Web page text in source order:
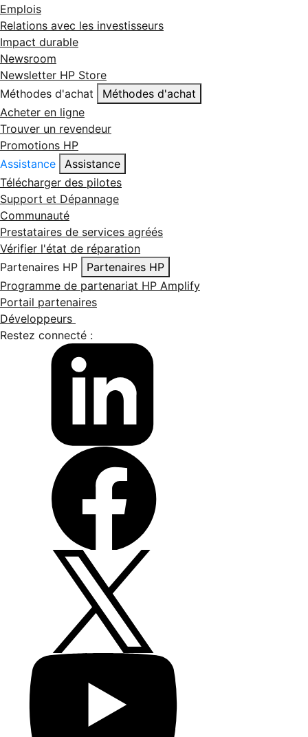
Emplois
Relations avec les investisseurs
Impact durable
Newsroom
Newsletter HP Store
Méthodes d'achat
Méthodes d'achat
Acheter en ligne
Trouver un revendeur
Promotions HP
Assistance
Assistance
Télécharger des pilotes
Support et Dépannage
Communauté
Prestataires de services agréés
Vérifier l'état de réparation
Partenaires HP
Partenaires HP
Programme de partenariat HP Amplify
Portail partenaires
Développeurs
Restez connecté :